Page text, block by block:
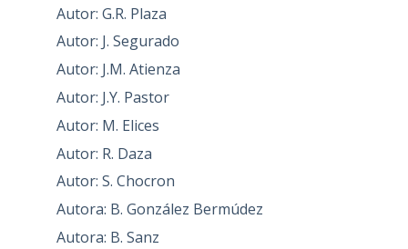
Autor: G.R. Plaza
Autor: J. Segurado
Autor: J.M. Atienza
Autor: J.Y. Pastor
Autor: M. Elices
Autor: R. Daza
Autor: S. Chocron
Autora: B. González Bermúdez
Autora: B. Sanz